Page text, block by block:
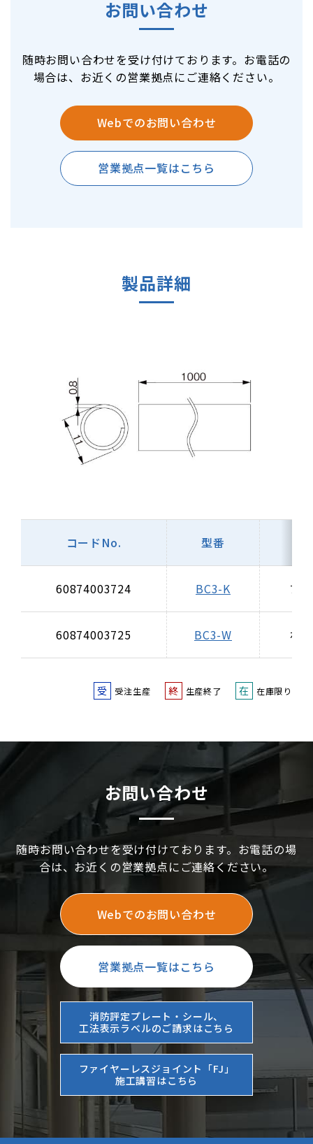
お問い合わせ
随時お問い合わせを受け付けております。お電話の
場合は、お近くの営業拠点にご連絡ください。
Webでのお問い合わせ
営業拠点一覧はこちら
製品詳細
コードNo. 型番
60874003724 BC3-K ブ
60874003725 BC3-W ホ
受 受注生産 終 生産終了 在 在庫限り
お問い合わせ
随時お問い合わせを受け付けております。お電話の場
合は、お近くの営業拠点にご連絡ください。
Webでのお問い合わせ
営業拠点一覧はこちら
消防評定プレート・シール、
工法表示ラベルのご請求はこちら
ファイヤーレスジョイント「FJ」
施工講習はこちら